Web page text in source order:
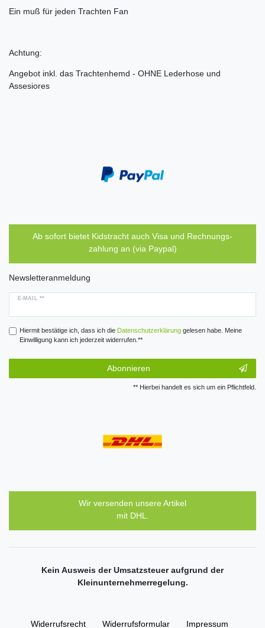
Ein muß für jeden Trachten Fan
Achtung:
Angebot inkl. das Trachtenhemd - OHNE Lederhose und
Assesiores
Ab sofort bietet Kidstracht auch Visa und Rechnungs-
zahlung an (via Paypal)
Newsletteranmeldung
E-MAIL **
Hiermit bestätige ich, dass ich die Daten­schutz­erklärunggelesen habe. Meine
Einwilligung kann ich jederzeit widerrufen.**
Abonnieren
** Hierbei handelt es sich um ein Pflichtfeld.
Wir versenden unsere Artikel
mit DHL.
Kein Ausweis der Umsatzsteuer aufgrund der
Kleinunternehmerregelung.
Widerrufs­recht Widerrufs­formular Impressum